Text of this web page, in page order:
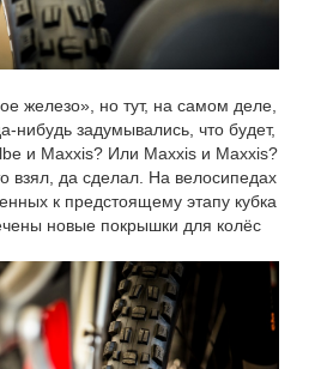
железо», но тут, на самом деле,
нибудь задумывались, что будет,
и Maxxis? Или Maxxis и Maxxis?
взял, да сделал. На велосипедах
к предстоящему этапу кубка
новые покрышки для колёс